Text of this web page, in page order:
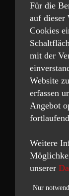
Für die
auf dieser
Cookies
mit der
Website
erfassen
Angebot
Weitere
unserer
Nur